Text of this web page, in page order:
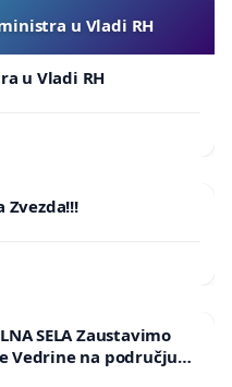
u Vladi RH
u Vladi RH
Zvezda!!!
SELA Zaustavimo
Vedrine na području